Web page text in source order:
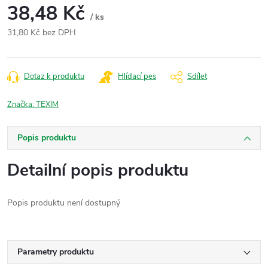
38,48 Kč / ks
31,80 Kč bez DPH
cena:
Dotaz k produktu Hlídací pes Sdílet
Značka:TEXIM
Popis produktu
Detailní popis produktu
Popis produktu není dostupný
Parametry produktu